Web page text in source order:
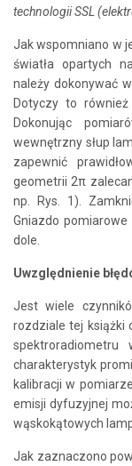
technologii SSL
Jak wspomniano w
światła opartych
należy dokonywać
Dotyczy to
Dokonując
wewnętrzny słup
zapewnić
geometrii 2π
np. Rys. 1).
Gniazdo
dole.
Uwzględnienie
Jest wiele
rozdziale tej książki
charakterystyk
kalibracji w
emisji dyfuzyjnej
wąskokątowych
Jak zaznaczono